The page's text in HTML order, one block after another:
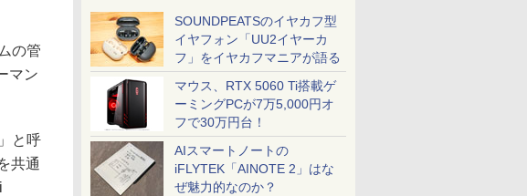
SOUNDPEATSのイヤカフ型
イヤフォン「UU2イヤーカ
フ」をイヤカフマニアが語る
マウス、RTX 5060 Ti搭載ゲ
ーミングPCが7万5,000円オ
フで30万円台！
AIスマートノートの
iFLYTEK「AINOTE 2」はな
ぜ魅力的なのか？
の管
マン
と呼
共通